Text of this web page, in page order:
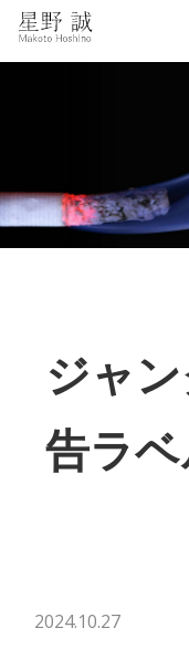
ジャ
告ラ
2024.10.27